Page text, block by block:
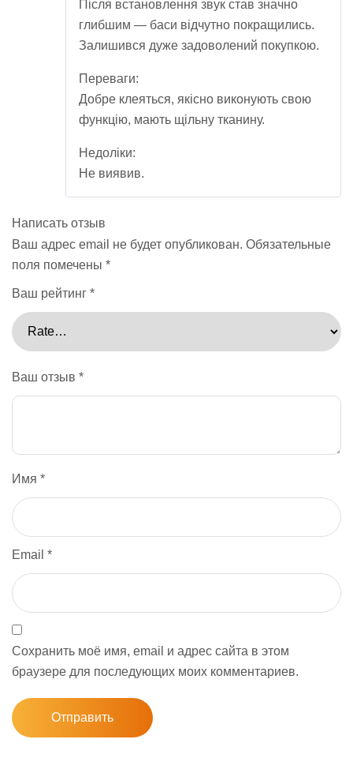
Після встановлення звук став значно
глибшим — баси відчутно покращились.
Залишився дуже задоволений покупкою.
Переваги:
Добре клеяться, якісно виконують свою
функцію, мають щільну тканину.
Недоліки:
Не виявив.
Написать отзыв
Ваш адрес email не будет опубликован. Обязательные
поля помечены *
Ваш рейтинг *
Ваш отзыв *
Имя *
Email *
Сохранить моё имя, email и адрес сайта в этом
браузере для последующих моих комментариев.